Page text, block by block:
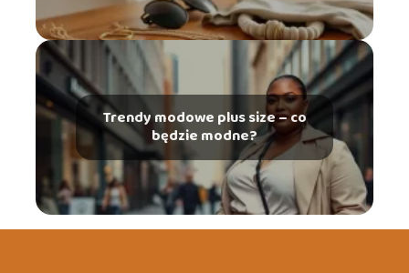
Trendy modowe plus size – co
będzie modne?